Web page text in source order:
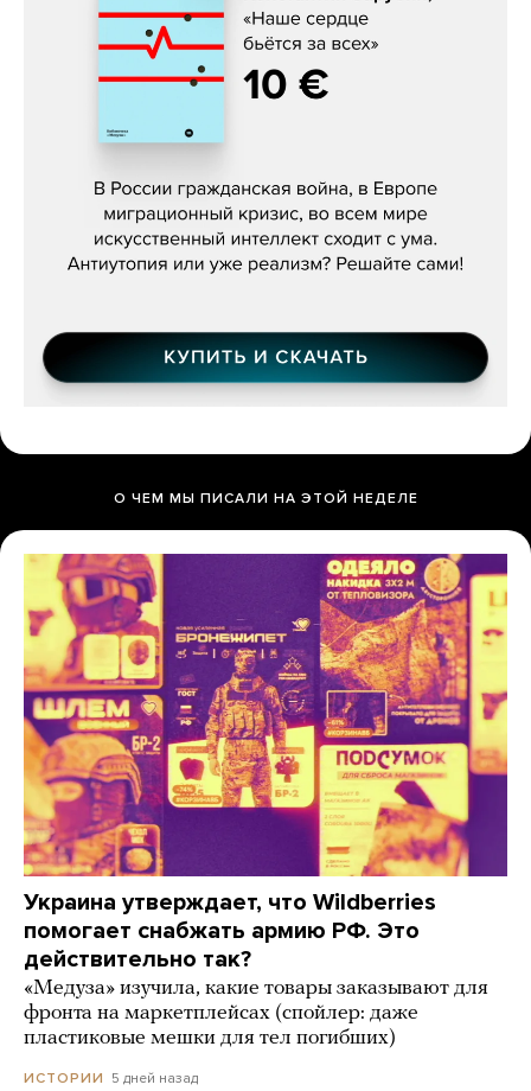
Константин Зарубин, «Наше сердце
О ЧЕМ МЫ ПИСАЛИ НА ЭТОЙ НЕДЕЛЕ
Украина утверждает, что Wildberries
помогает снабжать армию РФ. Это
действительно так?
«Медуза» изучила, какие товары заказывают для
фронта на маркетплейсах (спойлер: даже
пластиковые мешки для тел погибших)
ИСТОРИИ 5 дней назад